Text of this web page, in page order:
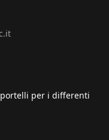
per i differenti